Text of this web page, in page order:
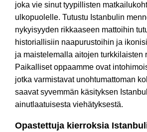
joka vie sinut tyypillisten
ulkopuolelle. Tutustu Istanbulin
nykyisyyden rikkaaseen mattoihin
historiallisiin naapurustoihin ja
ja maistelemalla aitojen turkkilaisten
Paikalliset oppaamme ovat
jotka varmistavat unohtumattoman
saavat syvemmän käsityksen
ainutlaatuisesta viehätyksestä.
Opastettuja kierroksia